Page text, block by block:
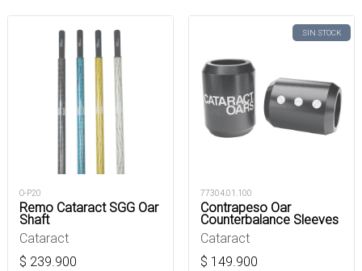
O-P20
Remo Cataract SGG Oar
Shaft
Cataract
$ 239.900
SIN STOCK
77304.01.100
Contrapeso Oar
Counterbalance Sleeves
Cataract
$ 149.900